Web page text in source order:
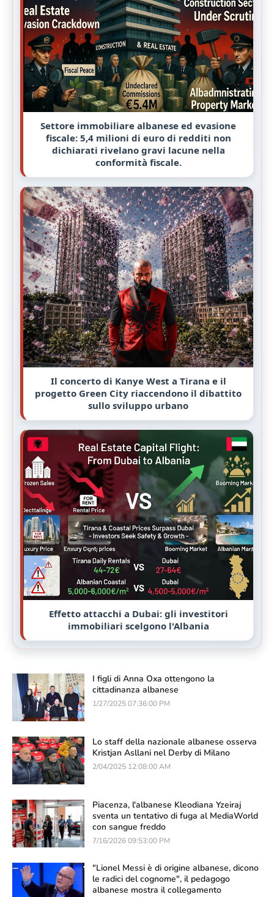
Settore immobiliare albanese ed evasione
fiscale: 5,4 milioni di euro di redditi non
dichiarati rivelano gravi lacune nella
conformità fiscale.
Il concerto di Kanye West a Tirana e il
progetto Green City riaccendono il dibattito
sullo sviluppo urbano
Effetto attacchi a Dubai: gli investitori
immobiliari scelgono l'Albania
I figli di Anna Oxa ottengono la
cittadinanza albanese
1/27/2025 07:36:00 PM
Lo staff della nazionale albanese osserva
Kristjan Asllani nel Derby di Milano
2/04/2025 12:08:00 AM
Piacenza, l'albanese Kleodiana Yzeiraj
sventa un tentativo di fuga al MediaWorld
con sangue freddo
7/16/2026 09:53:00 PM
"Lionel Messi è di origine albanese, dicono
le radici del cognome", il pedagogo
albanese mostra il collegamento